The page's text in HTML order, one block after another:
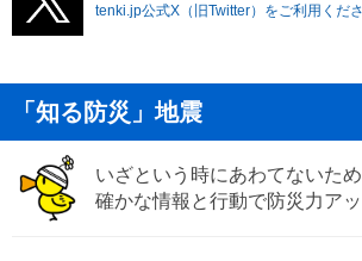
tenki.jp公式X（旧Twitter）をご利用くださ
「知る防災」地震
いざという時にあわてないた
確かな情報と行動で防災力ア